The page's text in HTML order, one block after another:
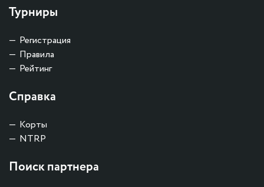
Турниры
Регистрация
Правила
Рейтинг
Справка
Корты
NTRP
Поиск партнера